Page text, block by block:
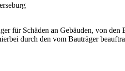
für Schäden an Gebäuden, von
durch den vom Bauträger